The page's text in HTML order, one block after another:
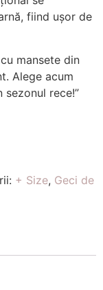
fiind ușor de
mansete din
Alege acum
rece!”
+ Size, Geci de